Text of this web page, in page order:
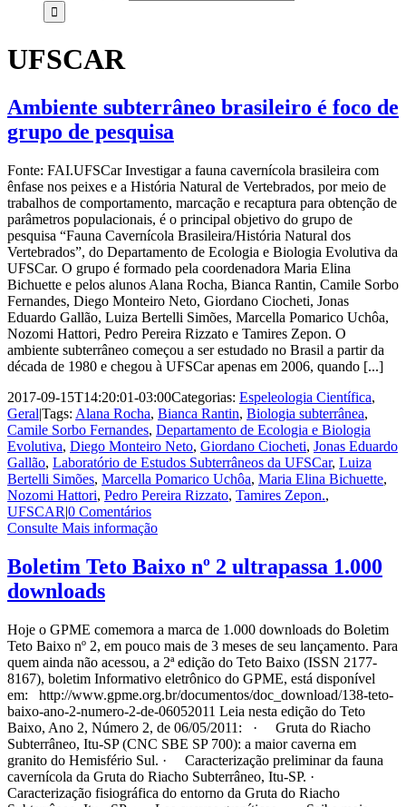
UFSCAR
Ambiente subterrâneo brasileiro é foco de
grupo de pesquisa
Fonte: FAI.UFSCar Investigar a fauna cavernícola brasileira com
ênfase nos peixes e a História Natural de Vertebrados, por meio de
trabalhos de comportamento, marcação e recaptura para obtenção de
parâmetros populacionais, é o principal objetivo do grupo de
pesquisa “Fauna Cavernícola Brasileira/História Natural dos
Vertebrados”, do Departamento de Ecologia e Biologia Evolutiva da
UFSCar. O grupo é formado pela coordenadora Maria Elina
Bichuette e pelos alunos Alana Rocha, Bianca Rantin, Camile Sorbo
Fernandes, Diego Monteiro Neto, Giordano Ciocheti, Jonas
Eduardo Gallão, Luiza Bertelli Simões, Marcella Pomarico Uchôa,
Nozomi Hattori, Pedro Pereira Rizzato e Tamires Zepon. O
ambiente subterrâneo começou a ser estudado no Brasil a partir da
década de 1980 e chegou à UFSCar apenas em 2006, quando [...]
2017-09-15T14:20:01-03:00Categorias: Espeleologia Científica,
Geral|Tags: Alana Rocha, Bianca Rantin, Biologia subterrânea,
Camile Sorbo Fernandes, Departamento de Ecologia e Biologia
Evolutiva, Diego Monteiro Neto, Giordano Ciocheti, Jonas Eduardo
Gallão, Laboratório de Estudos Subterrâneos da UFSCar, Luiza
Bertelli Simões, Marcella Pomarico Uchôa, Maria Elina Bichuette,
Nozomi Hattori, Pedro Pereira Rizzato, Tamires Zepon.,
UFSCAR|0 Comentários
Consulte Mais informação
Boletim Teto Baixo nº 2 ultrapassa 1.000
downloads
Hoje o GPME comemora a marca de 1.000 downloads do Boletim
Teto Baixo nº 2, em pouco mais de 3 meses de seu lançamento. Para
quem ainda não acessou, a 2ª edição do Teto Baixo (ISSN 2177-
8167), boletim Informativo eletrônico do GPME, está disponível
em: http://www.gpme.org.br/documentos/doc_download/138-teto-
baixo-ano-2-numero-2-de-06052011 Leia nesta edição do Teto
Baixo, Ano 2, Número 2, de 06/05/2011: · Gruta do Riacho
Subterrâneo, Itu-SP (CNC SBE SP 700): a maior caverna em
granito do Hemisfério Sul. · Caracterização preliminar da fauna
cavernícola da Gruta do Riacho Subterrâneo, Itu-SP. ·
Caracterização fisiográfica do entorno da Gruta do Riacho